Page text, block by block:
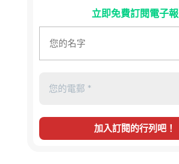
立即免費訂閱電子報